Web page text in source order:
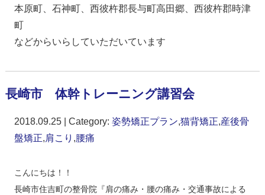
本原町、石神町、西彼杵郡長与町高田郷、西彼杵郡時津
町
などからいらしていただいています
長崎市 体幹トレーニング講習会
2018.09.25 | Category: 姿勢矯正プラン,猫背矯正,産後骨
盤矯正,肩こり ,腰痛
こんにちは！！
長崎市住吉町の整骨院『肩の痛み・腰の痛み・交通事故による